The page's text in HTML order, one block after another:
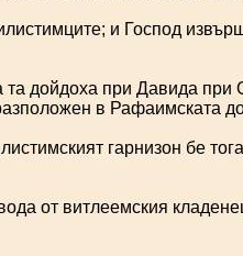
и Господ
та дойдоха при Давида при
в Рафаимската
гарнизон бе
от витлеемския